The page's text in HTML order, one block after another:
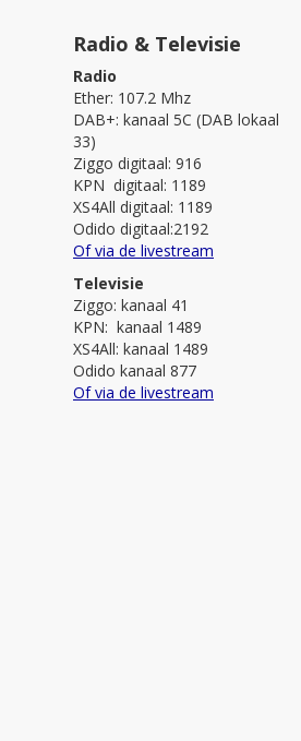
Radio & Televisie
Radio
Ether: 107.2 Mhz
DAB+: kanaal 5C (DAB lokaal
33)
Ziggo digitaal: 916
KPN digitaal: 1189
XS4All digitaal: 1189
Odido digitaal:2192
Of via de livestream
Televisie
Ziggo: kanaal 41
KPN: kanaal 1489
XS4All: kanaal 1489
Odido kanaal 877
Of via de livestream